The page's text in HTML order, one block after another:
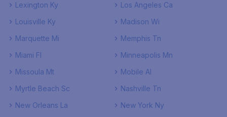
Lexington Ky
Los Angeles Ca
Louisville Ky
Madison Wi
Marquette Mi
Memphis Tn
Miami Fl
Minneapolis Mn
Missoula Mt
Mobile Al
Myrtle Beach Sc
Nashville Tn
New Orleans La
New York Ny